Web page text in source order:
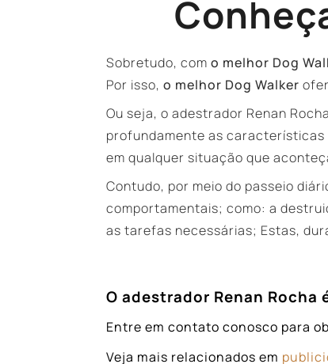
Sobretudo, como melhor Dog
Por isso,o melhor Dog Walker
Ou seja, o adestrador Renan
profundamente as
em qualquer situação que
Contudo, por meio do passeio
comportamentais; como: a
as tarefas necessárias; Estas,
O adestrador Renan Rocha
Entre em contato conosco para
Veja mais relacionados em